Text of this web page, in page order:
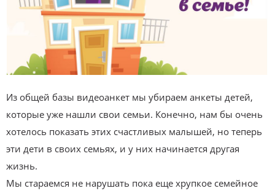
Из общей базы видеоанкет мы убираем анкеты детей,
которые уже нашли свои семьи. Конечно, нам бы очень
хотелось показать этих счастливых малышей, но теперь
эти дети в своих семьях, и у них начинается другая
жизнь.
Мы стараемся не нарушать пока еще хрупкое семейное